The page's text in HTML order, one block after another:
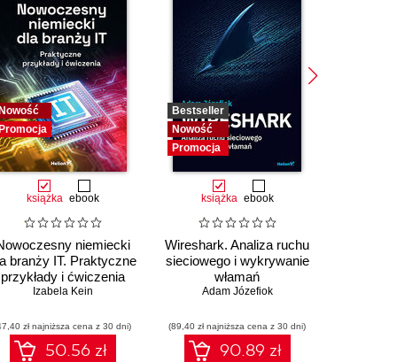
Nowość
Promocja
książka ebook
niemiecki
branży IT. Praktyczne
przykłady i ćwiczenia
Izabela Kein
zł najniższa cena z 30 dni)
50.56 zł
Bestseller
Nowość
Promocja
książka ebook
Wireshark. Analiza ruchu
sieciowego i wykrywanie
włamań
Adam Józefiok
(89,40 zł najniższa cena z 30 dni)
90.89 zł